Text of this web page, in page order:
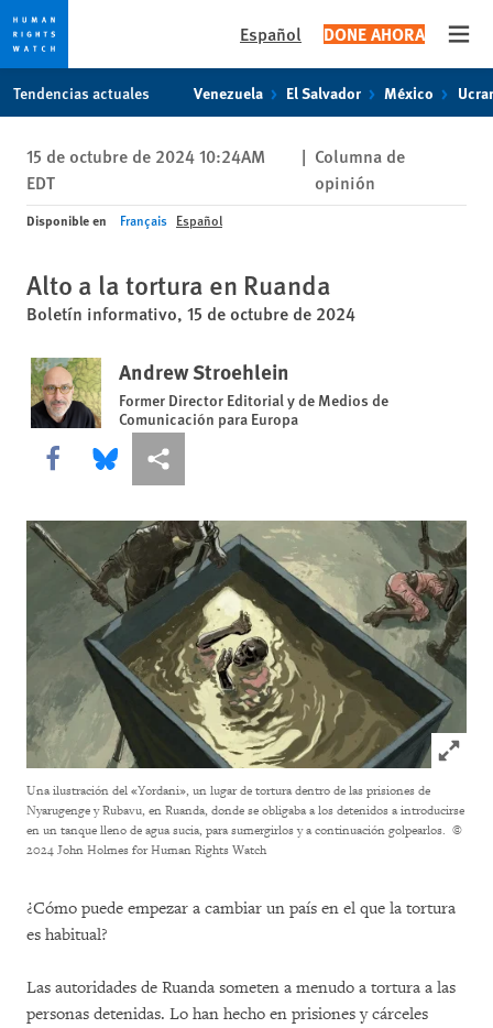
privacy
notice
content
Español DONE AHORA
Tendencias actuales Venezuela El Salvador México
15 de octubre de 2024 10:24AM
EDT
| Columna de
opinión
Disponible en Français Español
Alto a la tortura en Ruanda
Boletín informativo, 15 de octubre de 2024
Andrew Stroehlein
Former Director Editorial y de Medios de
Comunicación para Europa
Share this via Facebook
Share this via Bluesky
Share this via Compartir
Click to
Una ilustración del «Yordani», un lugar de tortura dentro de las prisiones de
Nyarugenge y Rubavu, en Ruanda, donde se obligaba a los detenidos a introducirse
en un tanque lleno de agua sucia, para sumergirlos y a continuación golpearlos. ©
2024 John Holmes for Human Rights Watch
¿Cómo puede empezar a cambiar un país en el que la tortura
es habitual?
Las autoridades de Ruanda someten a menudo a tortura a las
personas detenidas. Lo han hecho en prisiones y cárceles